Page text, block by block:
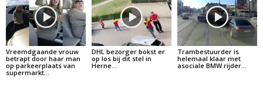
Vreemdgaande vrouw
betrapt door haar man
op parkeerplaats van
supermarkt…
DHL bezorger bokst er
op los bij dit stel in
Herne…
Trambestuurder is
helemaal klaar met
asociale BMW rijder…